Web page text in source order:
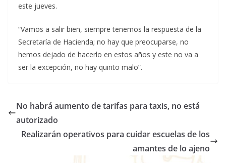
este jueves.
“Vamos a salir bien, siempre tenemos la respuesta de la
Secretaría de Hacienda; no hay que preocuparse, no
hemos dejado de hacerlo en estos años y este no va a
ser la excepción, no hay quinto malo”.
No habrá aumento de tarifas para taxis, no está
autorizado
Realizarán operativos para cuidar escuelas de los
amantes de lo ajeno